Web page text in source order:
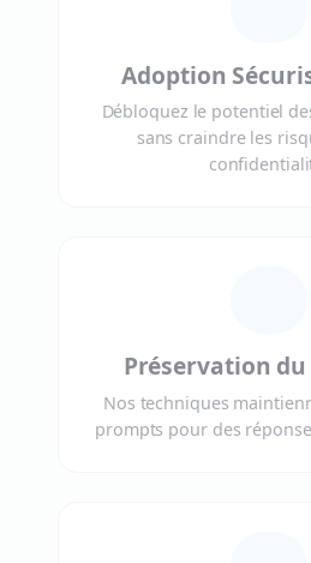
Adoption
Débloquez le potentiel
sans craindre les
Préservation
Nos techniques
prompts pour des